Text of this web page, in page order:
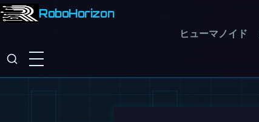
RoboHorizon
ヒューマノイド